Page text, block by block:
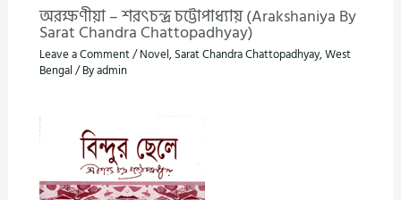
অরক্ষণীয়া – শরৎচন্দ্র চট্টোপাধ্যায় (Arakshaniya By
Sarat Chandra Chattopadhyay)
Leave a Comment/Novel, Sarat Chandra Chattopadhyay,West
Bengal / Byadmin